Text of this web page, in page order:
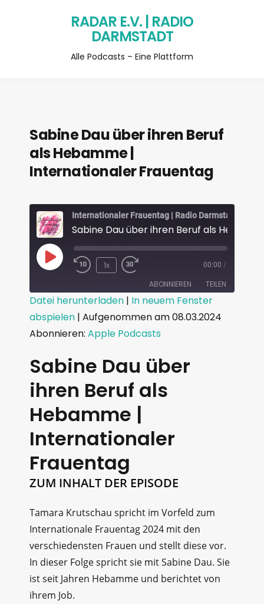
RADAR E.V. | RADIO
DARMSTADT
Alle Podcasts – Eine Plattform
Sabine Dau über ihren Beruf
als Hebamme |
Internationaler Frauentag
Internationaler Frauentag | Radio Darmstadt
1x 00:00 /
ABONNIEREN TEILEN
Apple Podcasts
RSS FEED
TEILEN
EMBED
Datei herunterladen | In neuem Fenster
abspielen | Aufgenommen am 08.03.2024
Abonnieren: Apple Podcasts
Sabine Dau über
ihren Beruf als
Hebamme |
Internationaler
Frauentag
ZUM INHALT DER EPISODE
Tamara Krutschau spricht im Vorfeld zum
Internationale Frauentag 2024 mit den
verschiedensten Frauen und stellt diese vor.
In dieser Folge spricht sie mit Sabine Dau. Sie
ist seit Jahren Hebamme und berichtet von
ihrem Job.